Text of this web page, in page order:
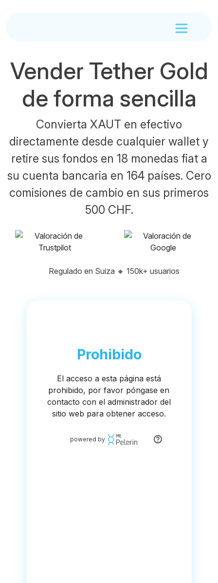
Vender Tether Gold
de forma sencilla
Convierta XAUT en efectivo
directamente desde cualquier wallet y
retire sus fondos en 18 monedas fiat a
su cuenta bancaria en 164 países. Cero
comisiones de cambio en sus primeros
500 CHF.
Regulado en Suiza 🔸 150k+ usuarios